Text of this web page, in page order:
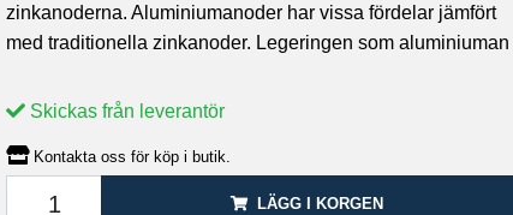
zinkanoderna. Aluminiumanoder har vissa fördelar jämfört
med traditionella zinkanoder. Legeringen som aluminiuman
Skickas från leverantör
Kontakta oss för köp i butik.
LÄGG I KORGEN